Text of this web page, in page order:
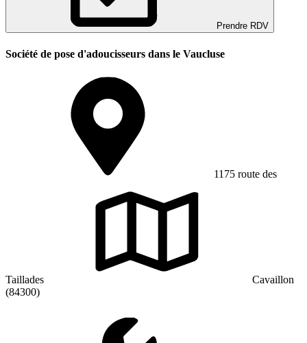
Prendre RDV
Société de pose d'adoucisseurs dans le Vaucluse
1175 route des
Taillades
Cavaillon
(84300)